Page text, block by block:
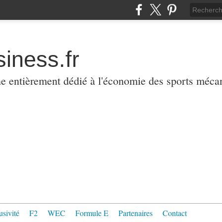
entièrement dédié à l'économie des sports
F2 WEC Formule E Partenaires Contact